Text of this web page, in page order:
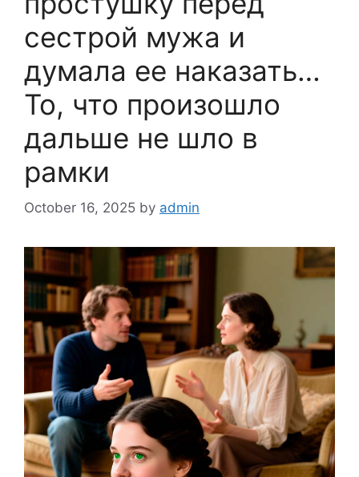
сестрой мужа и
думала ее наказать…
То, что произошло
дальше не шло в
рамки
October 16, 2025 by admin